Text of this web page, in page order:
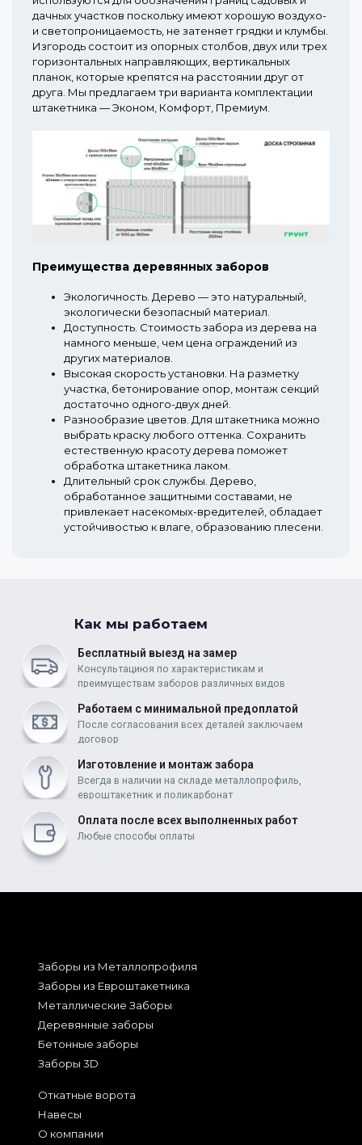
дачных участков поскольку имеют хорошую воздухо-
и светопроницаемость, не затеняет грядки и клумбы.
Изгородь состоит из опорных столбов, двух или трех
горизонтальных направляющих, вертикальных
планок, которые крепятся на расстоянии друг от
друга. Мы предлагаем три варианта комплектации
штакетника — Эконом, Комфорт, Премиум.
Преимущества деревянных заборов
Экологичность. Дерево — это натуральный,
экологически безопасный материал.
Доступность. Стоимость забора из дерева на
намного меньше, чем цена ограждений из
других материалов.
Высокая скорость установки. На разметку
участка, бетонирование опор, монтаж секций
достаточно одного-двух дней.
Разнообразие цветов. Для штакетника можно
выбрать краску любого оттенка. Сохранить
естественную красоту дерева поможет
обработка штакетника лаком.
Длительный срок службы. Дерево,
обработанное защитными составами, не
привлекает насекомых-вредителей, обладает
устойчивостью к влаге, образованию плесени.
Как мы работаем
Бесплатный выезд на замер
Консультациюя по характеристикам и
преимуществам заборов различных видов
Работаем c минимальной предоплатой
После согласования всех деталей заключаем
договор
Изготовление и монтаж забора
Всегда в наличии на складе металлопрофиль,
евроштакетник и поликарбонат
Оплата после всех выполненных работ
Любые способы оплаты
Заборы из Металлопрофиля
Заборы из Евроштакетника
Металлические Заборы
Деревянные заборы
Бетонные заборы
Заборы 3D
Откатные ворота
Навесы
О компании